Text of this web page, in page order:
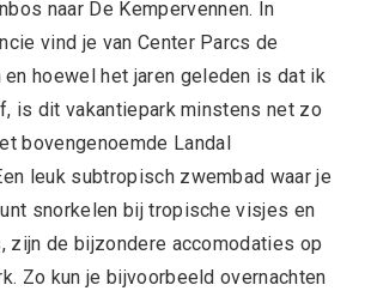
naar De Kempervennen. In
vind je van Center Parcs de
en hoewel het jaren geleden is dat ik
is dit vakantiepark minstens net zo
bovengenoemde Landal
leuk subtropisch zwembad waar je
snorkelen bij tropische visjes en
zijn de bijzondere accomodaties op
Zo kun je bijvoorbeeld overnachten